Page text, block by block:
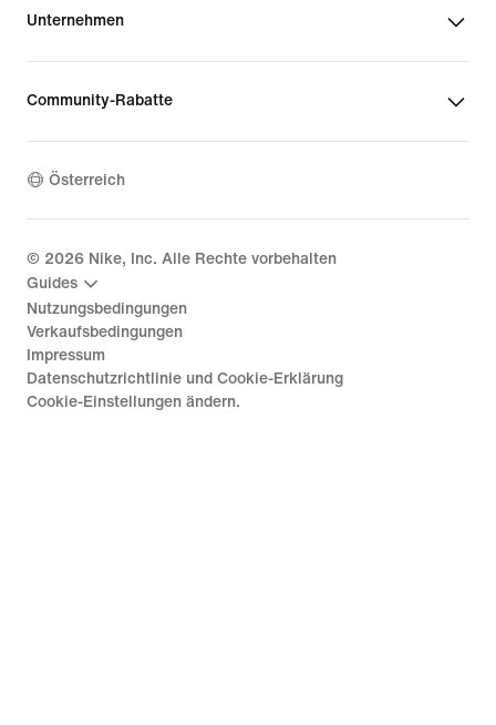
Unternehmen
Community-Rabatte
Österreich
© 2026 Nike, Inc. Alle Rechte vorbehalten
Guides
Nutzungsbedingungen
Verkaufsbedingungen
Impressum
Datenschutzrichtlinie und Cookie-Erklärung
Cookie-Einstellungen ändern.